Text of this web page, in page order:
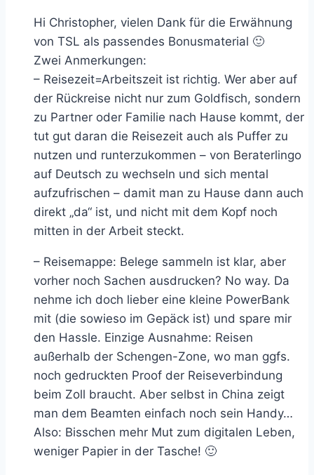
Hi Christopher, vielen Dank für die Erwähnung
von TSL als passendes Bonusmaterial 🙂
Zwei Anmerkungen:
– Reisezeit=Arbeitszeit ist richtig. Wer aber auf
der Rückreise nicht nur zum Goldfisch, sondern
zu Partner oder Familie nach Hause kommt, der
tut gut daran die Reisezeit auch als Puffer zu
nutzen und runterzukommen – von Beraterlingo
auf Deutsch zu wechseln und sich mental
aufzufrischen – damit man zu Hause dann auch
direkt „da“ ist, und nicht mit dem Kopf noch
mitten in der Arbeit steckt.
– Reisemappe: Belege sammeln ist klar, aber
vorher noch Sachen ausdrucken? No way. Da
nehme ich doch lieber eine kleine PowerBank
mit (die sowieso im Gepäck ist) und spare mir
den Hassle. Einzige Ausnahme: Reisen
außerhalb der Schengen-Zone, wo man ggfs.
noch gedruckten Proof der Reiseverbindung
beim Zoll braucht. Aber selbst in China zeigt
man dem Beamten einfach noch sein Handy…
Also: Bisschen mehr Mut zum digitalen Leben,
weniger Papier in der Tasche! 🙂